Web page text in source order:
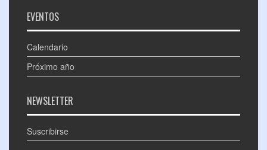
EVENTOS
Calendario
Próximo año
NEWSLETTER
Suscribirse